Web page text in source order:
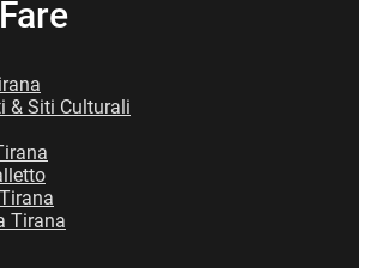
& Siti Culturali
Tirana